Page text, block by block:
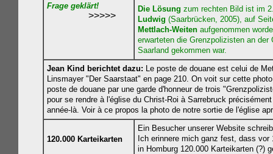
Frage geklärt!
>>>>>
Die Lösung zum rechten Bild ist im
Ludwig (Saarbrücken, 2005), auf
Mettlach-Weiten aufgenommen
erwarteten die Grenzpolizisten an
Saarland gekommen war.
Jean Kind berichtet dazu: Le poste de douane est celui de
Linsmayer "Der Saarstaat" en page 210. On voit sur cette
poste de douane par une garde d'honneur de trois
pour se rendre à l'église du Christ-Roi à Sarrebruck
année-là. Voir à ce propos la photo de notre sortie de l'église
120.000 Karteikarten
Ein Besucher unserer Website
Ich erinnere mich ganz fest, dass
in Homburg 120.000 Karteikarten (?)